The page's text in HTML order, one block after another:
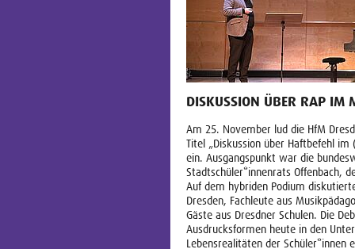
DISKUSSION ÜBER RAP IM
Am 25. November lud die HfM
Titel „Diskussion über Haftbefehl
ein. Ausgangspunkt war die
Stadtschüler*innenrats Offenbach,
Auf dem hybriden Podium
Dresden, Fachleute aus
Gäste aus Dresdner Schulen. Die
Ausdrucksformen heute in den
Lebensrealitäten der Schüler*innen